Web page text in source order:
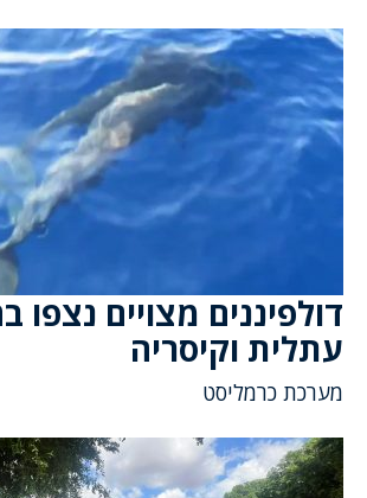
דולפיננים מצויים נצפו
עתלית וקיסריה
מערכת כרמליסט